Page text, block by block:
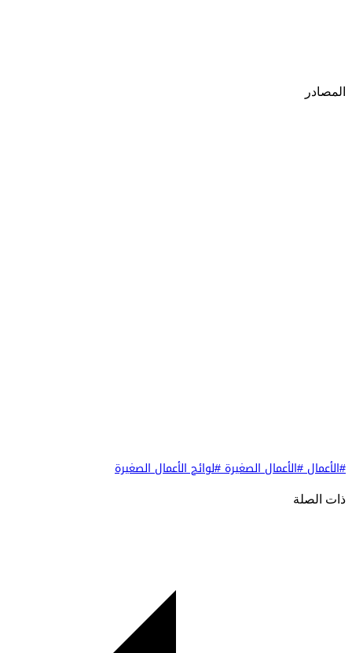
المصادر
#الأعمال#الأعمال الصغيرة#لوائح الأعمال الصغيرة
ذات الصلة